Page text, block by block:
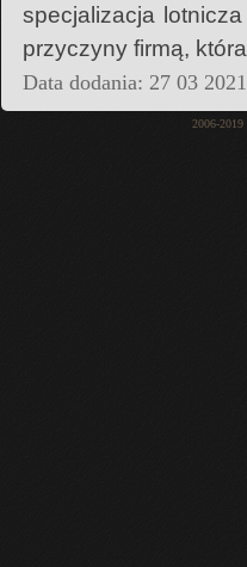
specjalizacja
przyczyny firmą,
Data dodania: 27 03
2006-